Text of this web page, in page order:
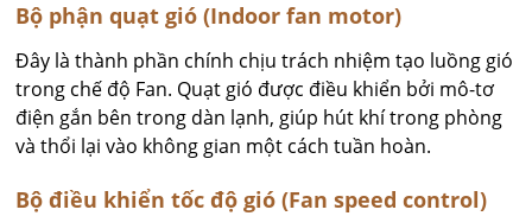
Bộ phận quạt gió (Indoor fan motor)
Đây là thành phần chính chịu trách nhiệm tạo luồng gió
trong chế độ Fan. Quạt gió được điều khiển bởi mô-tơ
điện gắn bên trong dàn lạnh, giúp hút khí trong phòng
và thổi lại vào không gian một cách tuần hoàn.
Bộ điều khiển tốc độ gió (Fan speed control)